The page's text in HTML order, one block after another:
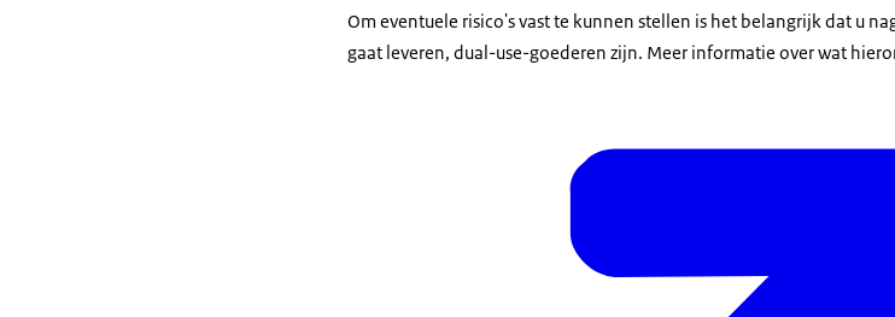
Om eventuele risico's vast te kunnen stellen is het belangrijk dat u
gaat leveren, dual-use-goederen zijn. Meer informatie over wat